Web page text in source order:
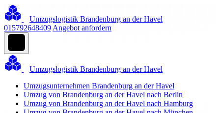
Umzugslogistik Brandenburg an der Havel
015792648409 Angebot anfordern
Umzugslogistik Brandenburg an der Havel
Umzugsunternehmen Brandenburg an der Havel
Umzug von Brandenburg an der Havel nach Berlin
Umzug von Brandenburg an der Havel nach Hamburg